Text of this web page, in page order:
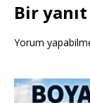
Bir yanıt
Yorum